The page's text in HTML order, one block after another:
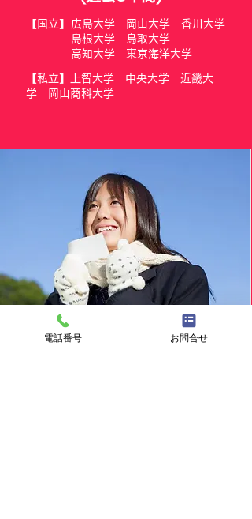
【国立】
広島大学 岡山大学 香川大学
島根大学 鳥取大学
高知大学 東京海洋大学
【私立】上智大学 中央大学 近畿大
学 岡山商科大学
電話番号 お問合せ